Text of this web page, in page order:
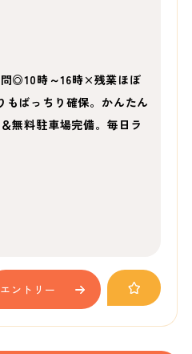
◎10時～16時×残業ほぼ
もばっちり確保。かんたん
無料駐車場完備。毎日ラ
エントリー